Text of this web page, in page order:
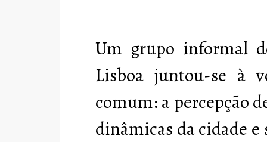
Um grupo informal
Lisboa juntou-se à
comum: a percepção
dinâmicas da cidade